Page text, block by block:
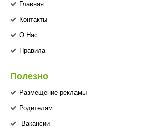
Главная
Контакты
О Нас
Правила
Полезно
Размещение рекламы
Родителям
Вакансии